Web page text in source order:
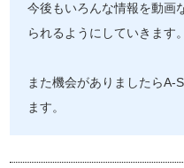
今後もいろんな情報を動画
られるようにしていきます。
また機会がありましたらA-
ます。